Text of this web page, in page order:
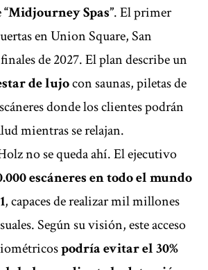
“Midjourney Spas”. El primer
en Union Square, San
de 2027. El plan describe un
de lujocon saunas, piletas de
donde los clientes podrán
mientras se relajan.
no se queda ahí. El ejecutivo
escáneresen todo el mundo
, capaces de realizar mil millones
Según su visión, este acceso
podría evitar el 30%